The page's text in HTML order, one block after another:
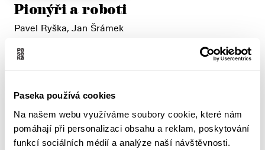
Paseka používá cookies
Na našem webu využíváme soubory cookie, které nám
pomáhají při personalizaci obsahu a reklam, poskytování
funkcí sociálních médií a analýze naší návštěvnosti.
Pionýři a roboti
Pavel Ryška, Jan Šrámek
Objevná monografie badatelů v oblasti výtvarné
začaly do vizuální tvorby pronikat nejprogresivnější
postupy. Vedle pérovek se znovu objevily koláže a
kombinované techniky, které se z novin, časopisů a
knih rozšířily do nejrůznějších propagačních